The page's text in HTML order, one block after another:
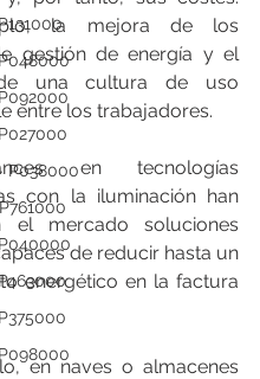
P038000
la mejora de los
gestión de energía y el
una cultura de uso
entre los trabajadores.
en tecnologías
con la iluminación han
el mercado soluciones
de reducir hasta un
energético en la factura
en naves o almacenes